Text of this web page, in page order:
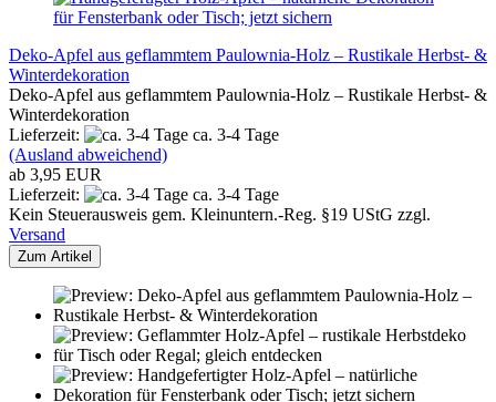
Deko-Apfel aus geflammtem Paulownia-Holz – Rustikale Herbst- &
Winterdekoration
Deko-Apfel aus geflammtem Paulownia-Holz – Rustikale Herbst- &
Winterdekoration
Lieferzeit:
ca. 3-4 Tage
(Ausland abweichend)
ab 3,95 EUR
Lieferzeit:
ca. 3-4 Tage
Kein Steuerausweis gem. Kleinuntern.-Reg. §19 UStG zzgl.
Versand
Zum Artikel